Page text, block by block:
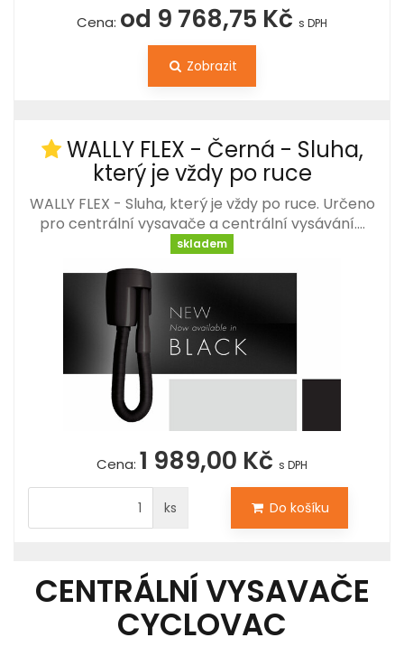
Cena: od 9 768,75 Kč s DPH
Zobrazit
WALLY FLEX - Černá - Sluha,
který je vždy po ruce
WALLY FLEX - Sluha, který je vždy po ruce. Určeno
pro centrální vysavače a centrální vysávání.…
skladem
Cena: 1 989,00 Kč s DPH
ks Do košíku
CENTRÁLNÍ VYSAVAČE
CYCLOVAC